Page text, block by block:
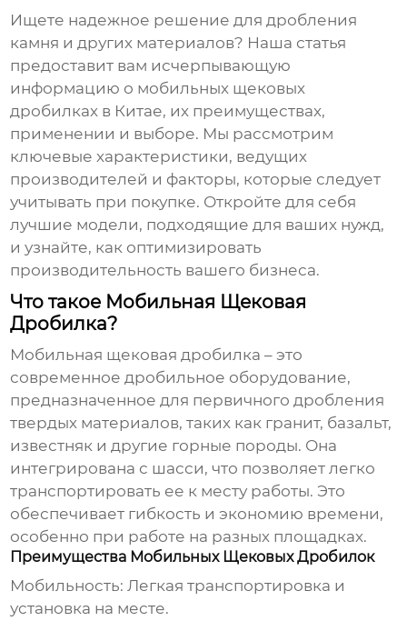
Ищете надежное решение для дробления
камня и других материалов? Наша статья
предоставит вам исчерпывающую
информацию о мобильных щековых
дробилках в Китае, их преимуществах,
применении и выборе. Мы рассмотрим
ключевые характеристики, ведущих
производителей и факторы, которые следует
учитывать при покупке. Откройте для себя
лучшие модели, подходящие для ваших нужд,
и узнайте, как оптимизировать
производительность вашего бизнеса.
Что такое Мобильная Щековая
Дробилка?
Мобильная щековая дробилка – это
современное дробильное оборудование,
предназначенное для первичного дробления
твердых материалов, таких как гранит, базальт,
известняк и другие горные породы. Она
интегрирована с шасси, что позволяет легко
транспортировать ее к месту работы. Это
обеспечивает гибкость и экономию времени,
особенно при работе на разных площадках.
Преимущества Мобильных Щековых Дробилок
Мобильность: Легкая транспортировка и
установка на месте.